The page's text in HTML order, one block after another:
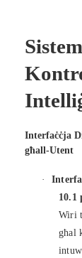
Interfaċċja
għall-Utent
·
10.1
Wiri
għal